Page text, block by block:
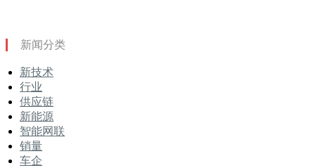
新闻分类
新技术
行业
供应链
新能源
智能网联
销量
车企